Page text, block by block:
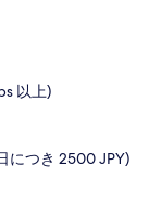
以上)
につき 2500 JPY)